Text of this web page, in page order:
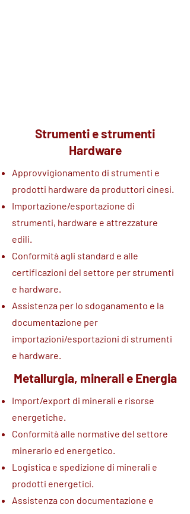
Strumenti e strumenti
Hardware
Approvvigionamento di strumenti e
prodotti hardware da produttori cinesi.
Importazione/esportazione di
strumenti, hardware e attrezzature
edili.
Conformità agli standard e alle
certificazioni del settore per strumenti
e hardware.
Assistenza per lo sdoganamento e la
documentazione per
importazioni/esportazioni di strumenti
e hardware.
Metallurgia, minerali e Energia
Import/export di minerali e risorse
energetiche.
Conformità alle normative del settore
minerario ed energetico.
Logistica e spedizione di minerali e
prodotti energetici.
Assistenza con documentazione e